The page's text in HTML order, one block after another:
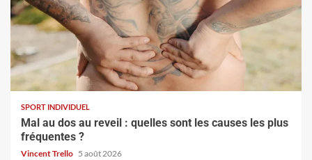
SPORT INDIVIDUEL
Mal au dos au reveil : quelles sont les causes les plus
fréquentes ?
Vincent Trello 5 août 2026